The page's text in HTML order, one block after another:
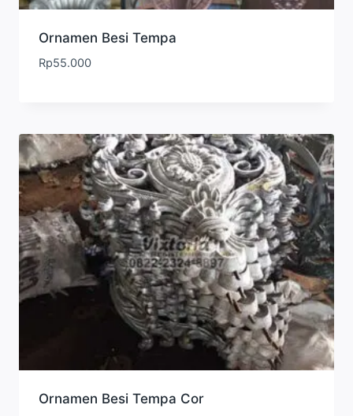
Ornamen Besi Tempa
Rp55.000
Ornamen Besi Tempa Cor